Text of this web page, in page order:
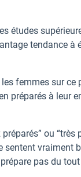
études
tendance à
femmes sur
préparés à leur
ou “très
sentent vraiment
pas du